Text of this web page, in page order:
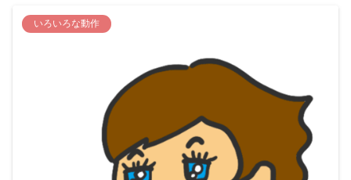
いろいろな動作